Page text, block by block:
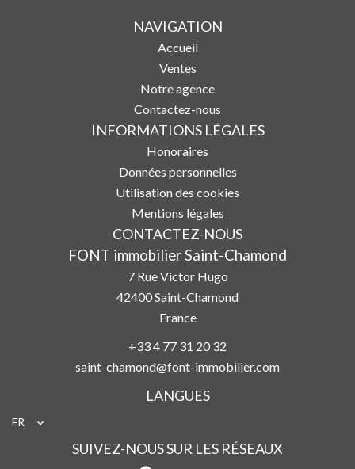
NAVIGATION
Accueil
Ventes
Notre agence
Contactez-nous
INFORMATIONS LÉGALES
Honoraires
Données personnelles
Utilisation des cookies
Mentions légales
CONTACTEZ-NOUS
FONT immobilier Saint-Chamond
7 Rue Victor Hugo
42400Saint-Chamond
France
+33 4 77 31 20 32
saint-chamond@font-immobilier.com
LANGUES
FR
SUIVEZ-NOUS SUR LES RÉSEAUX